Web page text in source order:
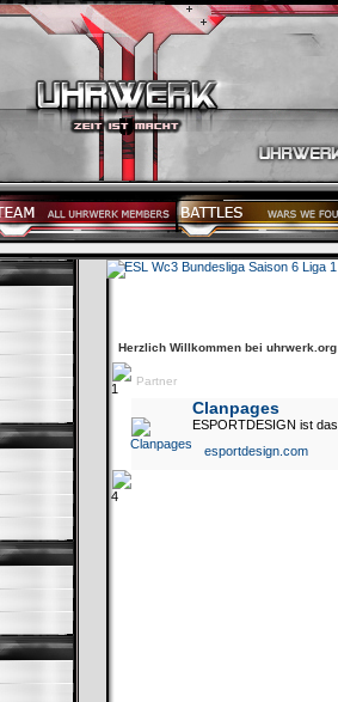
Herzlich Willkommen bei
Partner
Clanpages
ESPORTDESIGN ist
esportdesign.com